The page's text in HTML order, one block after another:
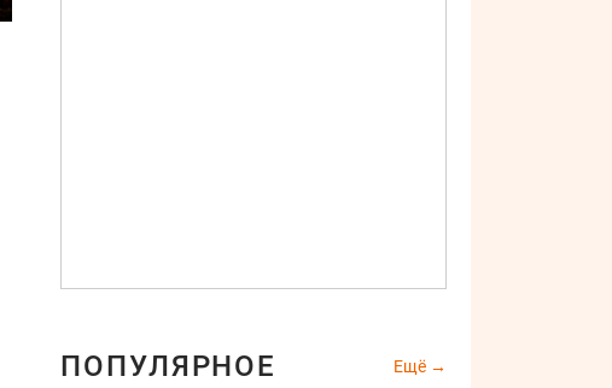
ПОПУЛЯРНОЕ Ещё